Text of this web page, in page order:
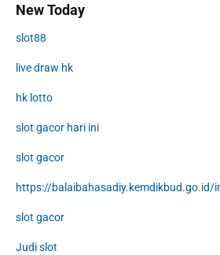
New Today
slot88
live draw hk
hk lotto
slot gacor hari ini
slot gacor
https://
slot gacor
Judi slot